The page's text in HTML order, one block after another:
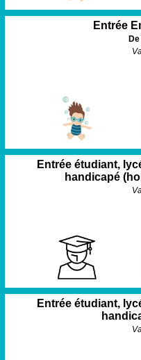
Entrée
Entrée étudiant,
handicapé
Entrée étudiant,